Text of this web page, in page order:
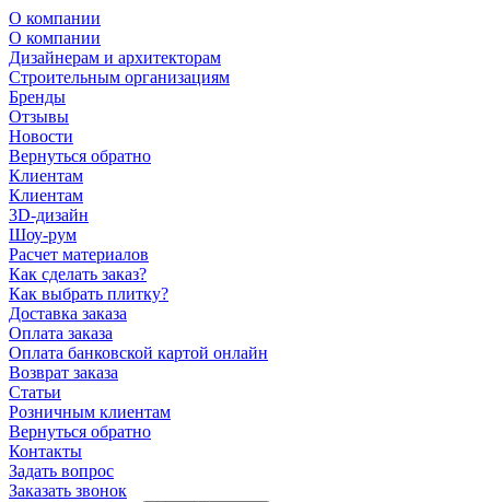
О компании
О компании
Дизайнерам и архитекторам
Строительным организациям
Бренды
Отзывы
Новости
Вернуться обратно
Клиентам
Клиентам
3D-дизайн
Шоу-рум
Расчет материалов
Как сделать заказ?
Как выбрать плитку?
Доставка заказа
Оплата заказа
Оплата банковской картой онлайн
Возврат заказа
Статьи
Розничным клиентам
Вернуться обратно
Контакты
Задать вопрос
Заказать звонок